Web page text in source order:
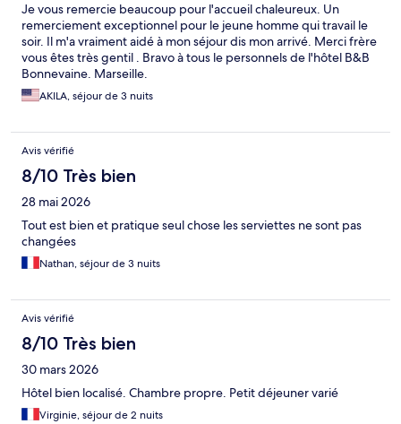
Je vous remercie beaucoup pour l'accueil chaleureux. Un
remerciement exceptionnel pour le jeune homme qui travail le
soir. Il m'a vraiment aidé à mon séjour dis mon arrivé. Merci frère
vous êtes très gentil . Bravo à tous le personnels de l'hôtel B&B
Bonnevaine. Marseille.
AKILA, séjour de 3 nuits
Avis vérifié
8/10 Très bien
28 mai 2026
Tout est bien et pratique seul chose les serviettes ne sont pas
changées
Nathan, séjour de 3 nuits
Avis vérifié
8/10 Très bien
30 mars 2026
Hôtel bien localisé. Chambre propre. Petit déjeuner varié
Virginie, séjour de 2 nuits